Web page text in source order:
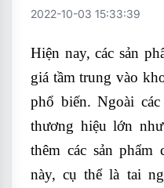
2022-10-03 15:33:39
Hiện nay, các sản
giá tầm trung vào
phổ biến. Ngoài
thương hiệu lớn
thêm các sản phẩm
này, cụ thể là tai